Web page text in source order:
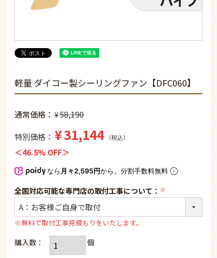
軽量 ダイコー製シーリングファン【DFC060】
通常価格 ¥58,190
特別価格
¥31,144 税込
46.5% OFF
なら 月々2,595円から。分割手数料無料
全国対応可能な専門店の取付工事について：
(必
※無料で取付工事見積もりをいたします。